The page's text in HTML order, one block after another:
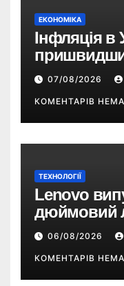
ЕКОНОМІКА
Інфляція в
році —
07/08/2026
КОМЕНТАРІВ
ТЕХНОЛОГІЇ
Lenovo
дюймовий
Snapdragon
понад 33
06/08/2026
КОМЕНТАРІВ